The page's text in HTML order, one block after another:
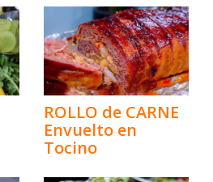
ROLLO de CARNE
Envuelto en
Tocino